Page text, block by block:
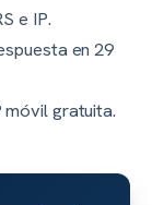
e IP.
en 29
gratuita.